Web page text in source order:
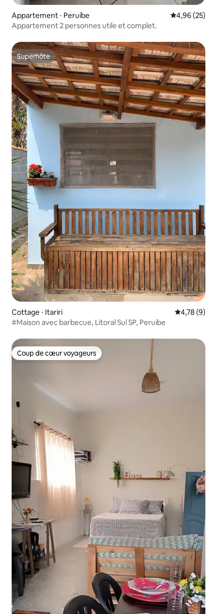
Appartement ⋅ Peruíbe Évaluation
4,96 (25)
Appartement 2 personnes utile et complet.
Superhôte
Superhôte
Cottage ⋅ Itariri Évaluation
4,78 (9)
#Maison avec barbecue, Litoral Sul SP, Peruibe
Coup de cœur voyageurs
Coup de cœur voyageurs